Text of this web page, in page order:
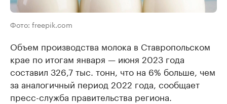
Фото: freepik.com
Объем производства молока в Ставропольском
крае по итогам января — июня 2023 года
составил 326,7 тыс. тонн, что на 6% больше, чем
за аналогичный период 2022 года, сообщает
пресс-служба правительства региона.